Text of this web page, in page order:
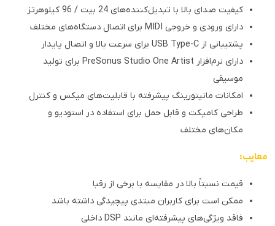
کیفیت صدای بالا با تبدیل‌کننده‌های 24 بیت / 96 کیلوهرتز
دارای ورودی و خروجی MIDI برای اتصال دستگاه‌های مختلف
پشتیبانی از USB Type-C برای سرعت بالا و اتصال پایدار
دارای نرم‌افزار PreSonus Studio One Artist برای تولید
موسیقی
امکانات مانیتورینگ پیشرفته با قابلیت‌های میکس و کنترل
طراحی کامپکت و قابل حمل برای استفاده در استودیو و
مکان‌های مختلف
معایب:
قیمت نسبتاً بالا در مقایسه با برخی از رقبا
ممکن است برای کاربران مبتدی پیچیدگی داشته باشد
فاقد ویژگی‌های پیشرفته‌ای مانند DSP داخلی